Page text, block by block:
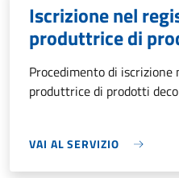
Iscrizione nel
produttrice di
Procedimento di
produttrice di prodotti deco
VAI AL SERVIZIO